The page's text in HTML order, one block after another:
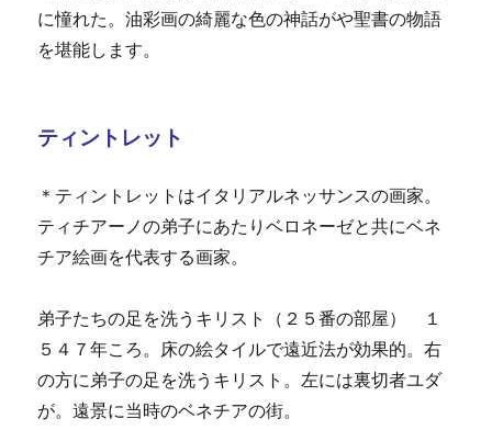
に憧れた。油彩画の綺麗な色の神話がや聖書の物語
を堪能します。
ティントレット
＊ティントレットはイタリアルネッサンスの画家。
ティチアーノの弟子にあたりベロネーゼと共にベネ
チア絵画を代表する画家。
弟子たちの足を洗うキリスト（２５番の部屋） １
５４７年ころ。床の絵タイルで遠近法が効果的。右
の方に弟子の足を洗うキリスト。左には裏切者ユダ
が。遠景に当時のベネチアの街。